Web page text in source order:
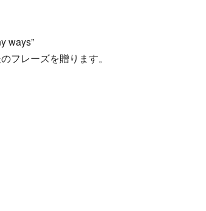
ways”
フレーズを贈ります。